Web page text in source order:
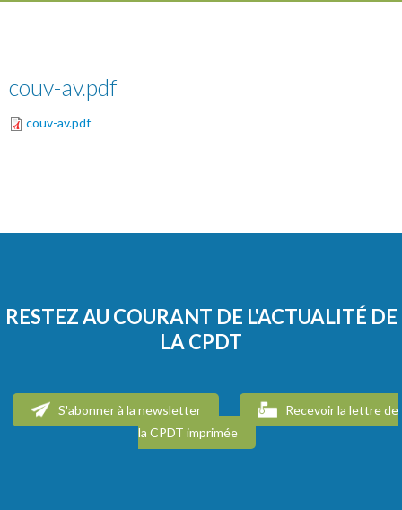
couv-av.pdf
couv-av.pdf
RESTEZ AU COURANT DE L'ACTUALITÉ DE
LA CPDT
S'abonner à la newsletter
Recevoir la lettre de
la CPDT imprimée